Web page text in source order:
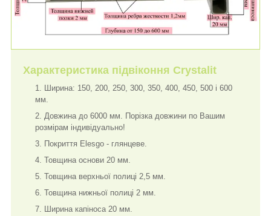
Характеристика підвіконня Crystalit
Ширина: 150, 200, 250, 300, 350, 400, 450, 500 і 600
мм.
Довжина до 6000 мм. Порізка довжини по Вашим
розмірам індивідуально!
Покриття Elesgo - глянцеве.
Товщина основи 20 мм.
Товщина верхньої полиці 2,5 мм.
Товщина нижньої полиці 2 мм.
Ширина капіноса 20 мм.